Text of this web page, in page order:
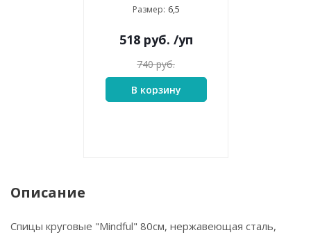
Размер: 6,5
518руб. /уп
740руб.
В корзину
Описание
Спицы круговые "Mindful" 80см, нержавеющая сталь,